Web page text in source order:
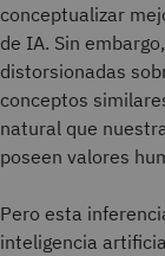
conceptualizar
de IA. Sin
distorsionadas
conceptos
natural que
poseen valores
Pero esta
inteligencia